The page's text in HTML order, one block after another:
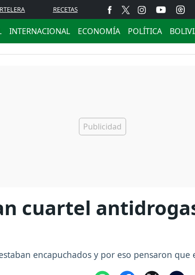
RECETAS
INTERNACIONAL ECONOMÍA POLÍTICA
cuartel
encapuchados y por eso pensaron que